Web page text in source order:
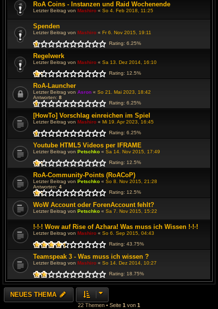
RoA Coins - Instanzen und Raid Wochenende
Letzter Beitrag von Mashiro « So 4. Feb 2018, 11:25
Spenden
Letzter Beitrag von Mashiro « Fr 6. Nov 2015, 19:11
Rating: 6.25%
Regelwerk
Letzter Beitrag von Mashiro « Sa 13. Dez 2014, 16:10
Rating: 12.5%
RoA-Launcher
Letzter Beitrag von Asron « So 21. Mai 2023, 18:42
Antworten: 8
Rating: 6.25%
[HowTo] Vorschlag einreichen im Spiel
Letzter Beitrag von Mashiro « Mi 19. Apr 2023, 16:45
Rating: 6.25%
Youtube HTML5 Videos per IFRAME
Letzter Beitrag von Petschko « Sa 14. Nov 2015, 17:49
Rating: 12.5%
RoA-Community-Points (RoACoP)
Letzter Beitrag von Petschko « So 8. Nov 2015, 21:28
Antworten: 4
Rating: 12.5%
WoW Account oder ForenAccount fehlt?
Letzter Beitrag von Petschko « Sa 7. Nov 2015, 15:22
!·!·! Wow auf Rise of Azhara! Was muss ich Wissen !·!·!
Letzter Beitrag von Mashiro « So 6. Sep 2015, 04:43
Rating: 43.75%
Teamspeak 3 - Was muss ich wissen ?
Letzter Beitrag von Mashiro « So 14. Dez 2014, 10:27
Rating: 18.75%
NEUES THEMA
22 Themen • Seite 1 von 1